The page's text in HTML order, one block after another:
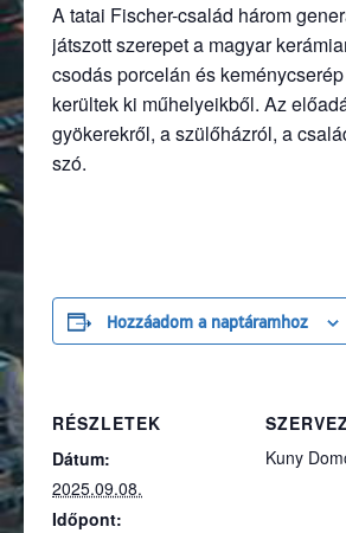
A tatai Fischer-család három
játszott szerepet a magyar
csodás porcelán és
kerültek ki műhelyeikből. Az
gyökerekről, a szülőházról, a
szó.
Hozzáadom a naptáramhoz
RÉSZLETEK
Dátum:
2025.09.08.
Időpont:
Kuny